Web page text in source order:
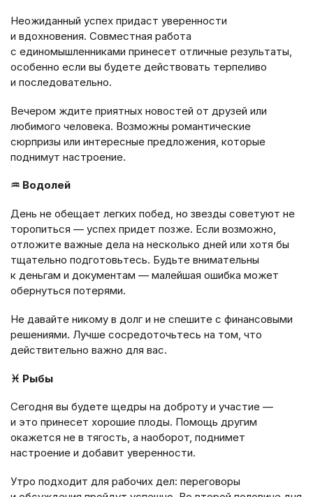
Неожиданный успех придаст уверенности
и вдохновения. Совместная работа
с единомышленниками принесет отличные результаты,
особенно если вы будете действовать терпеливо
и последовательно.
Вечером ждите приятных новостей от друзей или
любимого человека. Возможны романтические
сюрпризы или интересные предложения, которые
поднимут настроение.
♒ Водолей
День не обещает легких побед, но звезды советуют не
торопиться — успех придет позже. Если возможно,
отложите важные дела на несколько дней или хотя бы
тщательно подготовьтесь. Будьте внимательны
к деньгам и документам — малейшая ошибка может
обернуться потерями.
Не давайте никому в долг и не спешите с финансовыми
решениями. Лучше сосредоточьтесь на том, что
действительно важно для вас.
♓ Рыбы
Сегодня вы будете щедры на доброту и участие —
и это принесет хорошие плоды. Помощь другим
окажется не в тягость, а наоборот, поднимет
настроение и добавит уверенности.
Утро подходит для рабочих дел: переговоры